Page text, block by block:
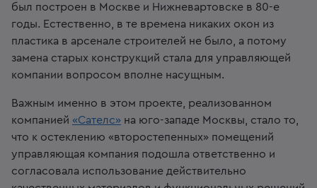
был построен в Москве и Нижневартовске в 80-е
годы. Естественно, в те времена никаких окон из
пластика в арсенале строителей не было, а потому
замена старых конструкций стала для управляющей
компании вопросом вполне насущным.
Важным именно в этом проекте, реализованном
компанией «Сателс» на юго-западе Москвы, стало то,
что к остеклению «второстепенных» помещений
управляющая компания подошла ответственно и
согласовала использование действительно